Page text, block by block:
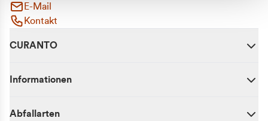
E-Mail
Kontakt
CURANTO
Informationen
Abfallarten